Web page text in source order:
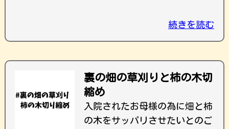
続きを読む
裏の畑の草刈りと柿の木切
縮め
入院されたお母様の為に畑と柿
の木をサッパリさせたいとのご